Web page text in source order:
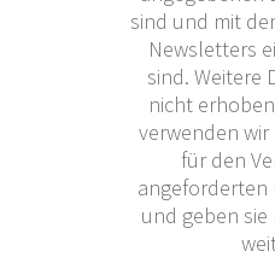
sind und mit
Newsletters
sind. Weitere
nicht
verwenden
für den
und geben